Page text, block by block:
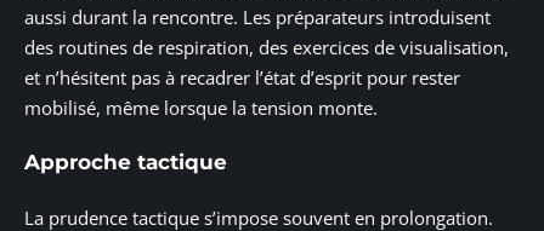
aussi durant la rencontre. Les préparateurs introduisent
des routines de respiration, des exercices de visualisation,
et n’hésitent pas à recadrer l’état d’esprit pour rester
mobilisé, même lorsque la tension monte.
Approche tactique
La prudence tactique s’impose souvent en prolongation.